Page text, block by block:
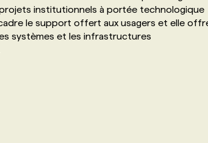
institutionnels à portée technologique
le support offert aux usagers et elle
systèmes et les infrastructures